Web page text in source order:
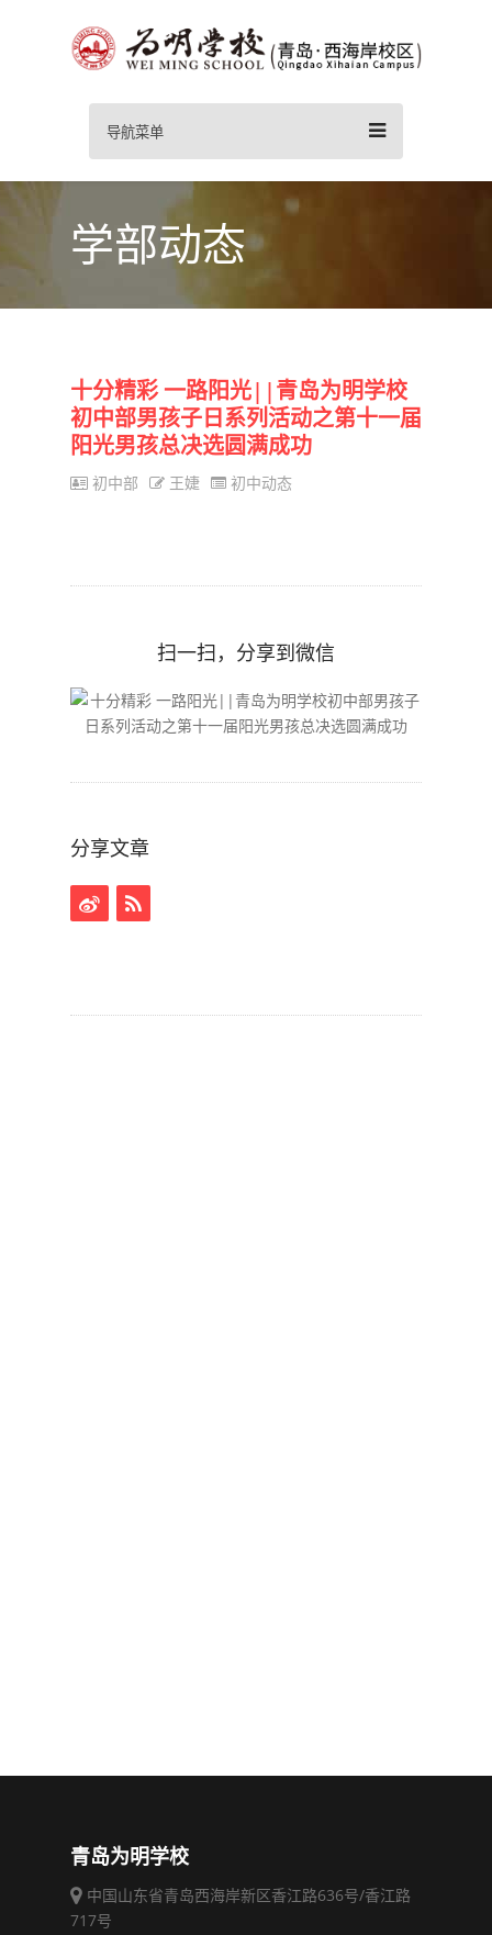
导航菜单
学部动态
十分精彩 一路阳光||青岛为明学校
初中部男孩子日系列活动之第十一届
阳光男孩总决选圆满成功
初中部 王婕 初中动态
扫一扫，分享到微信
分享文章
青岛为明学校
中国山东省青岛西海岸新区香江路636号/香江路
717号